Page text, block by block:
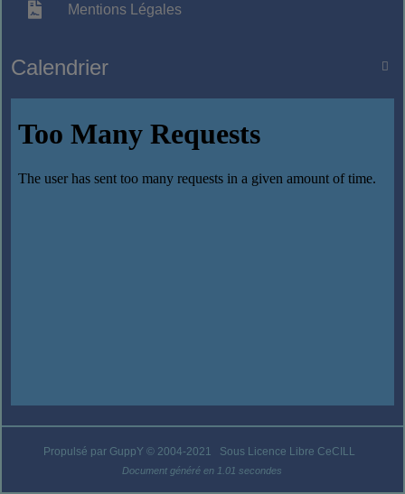
Mentions Légales

Calendrier
Propulsé par GuppY© 2004-2021 Sous Licence Libre CeCILL
Document généré en 1.01 secondes